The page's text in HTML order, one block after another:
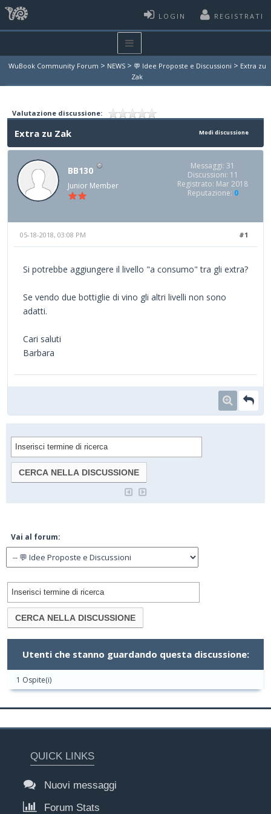
LOGIN REGISTRATI
WuBook Community Forum > NEWS > 💬 Idee Proposte e Discussioni > Extra zu
Zak
Valutazione discussione:
Modi discussione
Extra zu Zak
BB130
Junior Member
Messaggi: 31
Discussioni: 11
Registrato: Mar 2018
Reputazione: 0
#1
05-18-2018, 03:08 PM
Si potrebbe aggiungere il livello "a consumo" tra gli extra?
Se vendo due bottiglie di vino gli altri livelli non sono
adatti.
Cari saluti
Barbara
Vai al forum:
Utenti che stanno guardando questa discussione:
1 Ospite(i)
QUICK LINKS
Nuovi messaggi
Forum Stats